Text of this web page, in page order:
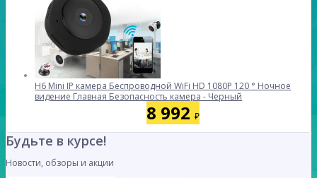
H6 Mini IP камера Беспроводной WiFi HD 1080P 120 ° Ночное
видение Главная Безопасность камера - Черный
8 992 ₽
Будьте в курсе!
Новости, обзоры и акции